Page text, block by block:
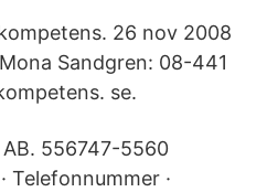
26 nov 2008
Sandgren: 08-441
se.
556747-5560
Telefonnummer ·